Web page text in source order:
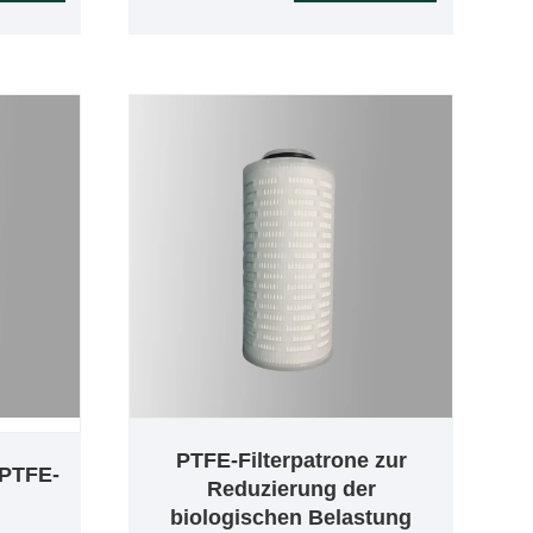
Alle
an
auf Integrität getestet.
langen Lebensdauer.
Gasfluss und eine
Bakterienentfernung bei hoher
Luftfeuchtigkeit. Gewährleistet
eine breite chemische
Kompatibilität aufgrund der
inhärenten chemischen Inertheit
der PTFE-Membran.
PTFE-Filterpatrone zur
Reduzierung der
biologischen Belastung